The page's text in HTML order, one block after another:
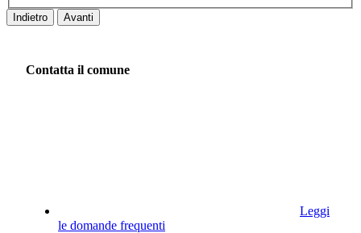
Indietro Avanti
Contatta il comune
Leggi
le domande frequenti